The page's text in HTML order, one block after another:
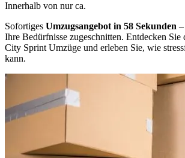
Innerhalb von nur ca.
Sofortiges Umzugsangebot in 58 Sekunden
Ihre Bedürfnisse zugeschnitten. Entdecken Sie
City Sprint Umzüge und erleben Sie, wie
kann.